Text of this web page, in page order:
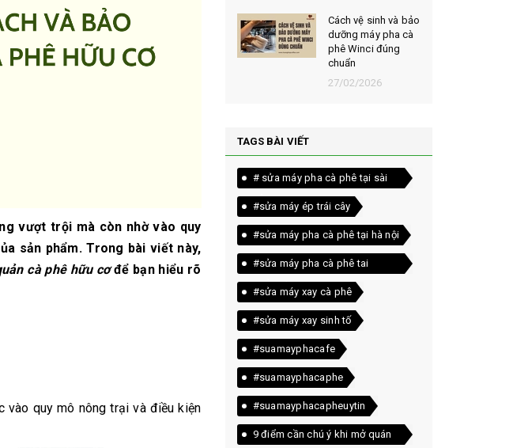
vượt trội mà còn nhờ vào quy
sản phẩm. Trong bài viết này,
cà phê hữu cơđể bạn hiểu rõ
vào quy mô nông trại và điều kiện
Những tiêu chí đánh
giá một loại bột cà
phê nguyên chất
ngon
Cách vệ sinh và bảo
dưỡng máy pha cà
phê Winci đúng
chuẩn
27/02/2026
TAGS BÀI VIẾT
# sửa máy pha cà phê tại sài
gòn
#sửa máy ép trái cây
#sửa máy pha cà phê tại hà nội
#sửa máy pha cà phê tai
quảng trị
#sửa máy xay cà phê
#sửa máy xay sinh tố
#suamayphacafe
#suamayphacaphe
#suamayphacapheuytin
9 điểm cần chú ý khi mở quán